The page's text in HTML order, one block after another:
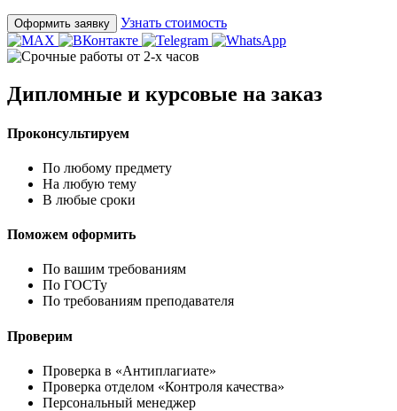
Оформить заявку Узнать стоимость
Дипломные и курсовые на заказ
Проконсультируем
По любому предмету
На любую тему
В любые сроки
Поможем оформить
По вашим требованиям
По ГОСТу
По требованиям преподавателя
Проверим
Проверка в «Антиплагиате»
Проверка отделом «Контроля качества»
Персональный менеджер